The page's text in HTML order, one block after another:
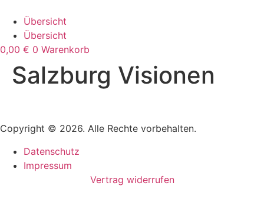
Inhalt
wechseln
Übersicht
Übersicht
0,00 € 0 Warenkorb
Salzburg Visionen
Copyright © 2026. Alle Rechte vorbehalten.
Datenschutz
Impressum
Vertrag widerrufen